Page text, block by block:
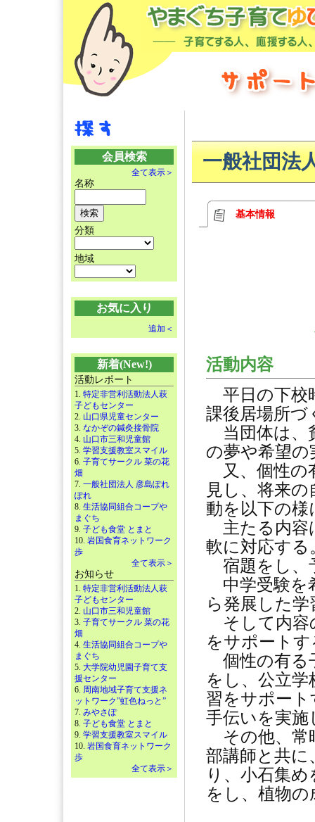
会員検索
全て表示＞
名称
分類
地域
お気に入り
追加＜
新着(New!)
活動レポート
1. 特定非営利活動法人萩
子どもセンター
2. 山口県児童センター
3. なかぞの鍼灸接骨院
4. 山口市三和児童館
5. 学習支援教室スマイル
6. 子育てサークル 菜の花
畑
7. 一般社団法人 彦島ぽれ
ぽれ
8. 生活協同組合コープや
まぐち
9. 子ども食堂 とまと
10. 岩国食育ネットワーク
歩
全て表示＞
お知らせ
1. 特定非営利活動法人萩
子どもセンター
2. 山口市三和児童館
3. 子育てサークル 菜の花
畑
4. 生活協同組合コープや
まぐち
5. 大学院幼児園子育て支
援センター
6. 周南地域子育て支援ネ
ットワーク”虹色ねっと”
7. みやさぽ
8. 子ども食堂 とまと
9. 学習支援教室スマイル
10. 岩国食育ネットワーク
歩
全て表示＞
一般社団法
基本情報
活動内容
平日の下校
課後居場所づ
当団体は、
の夢や希望
又、個性の
見し、将来
動を以下の様
主たる内容
軟に対応する
宿題をし、
中学受験を
ら発展した
そして内容
をサポートす
個性の有る
をし、公立
習をサポー
手伝いを実施
その他、常
部講師と共に
り、小石集
をし、植物